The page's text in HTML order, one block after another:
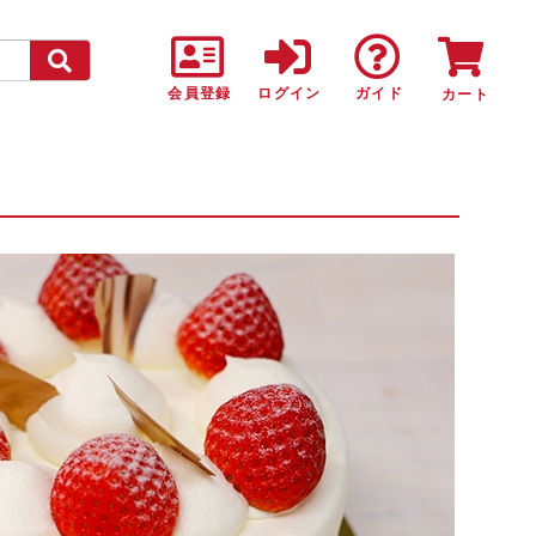
会員登録 ログイン ガイド カート